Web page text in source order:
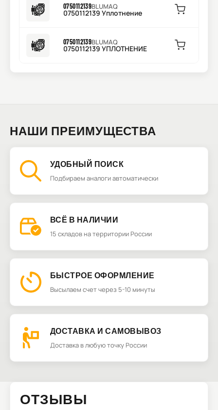
0750112139BLUMAQ
0750112139 Уплотнение
0750112139BLUMAQ
0750112139 УПЛОТНЕНИЕ
НАШИ ПРЕИМУЩЕСТВА
УДОБНЫЙ ПОИСК
Подбираем аналоги автоматически
ВСЁ В НАЛИЧИИ
15 складов на территории России
БЫСТРОЕ ОФОРМЛЕНИЕ
Высылаем счет через 5-10 минуты
ДОСТАВКА И САМОВЫВОЗ
Доставка в любую точку России
ОТЗЫВЫ